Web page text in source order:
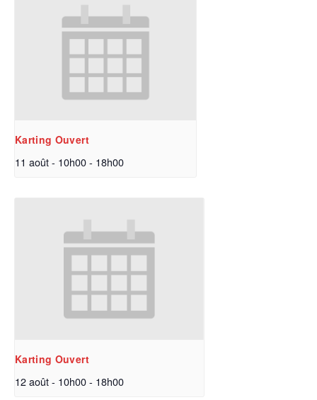
Karting Ouvert
11 août - 10h00- 18h00
Karting Ouvert
12 août - 10h00- 18h00